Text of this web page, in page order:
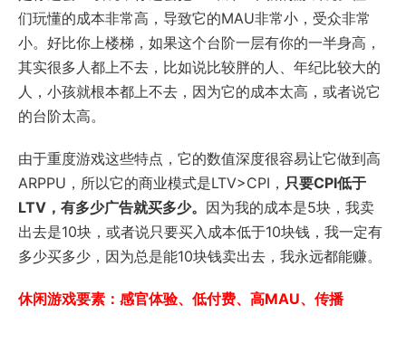
们玩懂的成本非常高，导致它的MAU非常小，受众非常
小。好比你上楼梯，如果这个台阶一层有你的一半身高，
其实很多人都上不去，比如说比较胖的人、年纪比较大的
人，小孩就根本都上不去，因为它的成本太高，或者说它
的台阶太高。
由于重度游戏这些特点，它的数值深度很容易让它做到高
ARPPU，所以它的商业模式是LTV>CPI， 只要CPI低于
LTV，有多少广告就买多少。 因为我的成本是5块，我卖
出去是10块，或者说只要买入成本低于10块钱，我一定有
多少买多少，因为总是能10块钱卖出去，我永远都能赚。
休闲游戏要素：感官体验、低付费、高MAU、传播